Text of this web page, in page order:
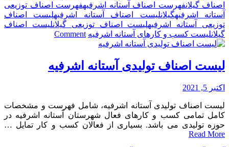
اصناف گیلانفهرست اصناف آستانه اشرفیهفهرست اصناف توزیعی
آستانه اشرفیهگیلانلیست اصناف آستانه اشرفیهلیست اصناف
توزیعی آستانه اشرفیهلیست اصناف توزیعی گیلانلیست اصناف
گیلانلیست کسب و کارهای آستانه اشرفیه Comment
on
آستانهلیست اصناف تولیدی آستانه اشرفیه
اکتبر 5, 2021
لیست اصناف تولیدی آستانه اشرفیه، شامل فهرست و مشخصات
کامل تمامی کسب و کارهای فعال شهرستان آستانه اشرفیه در
حوزه تولیدی می باشد. بسیاری از فعالان کسب و کار تمایل …
Read More